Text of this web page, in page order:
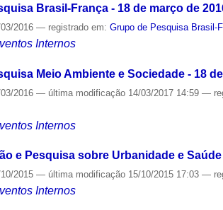
Brasil-França - 18 de março de
03/2016— registrado em:Grupo de Pesquisa Brasil-
Internos
Meio Ambiente e Sociedade - 18
03/2016— última modificação 14/03/2017 14:59—
Internos
e Pesquisa sobre Urbanidade e
10/2015— última modificação 15/10/2015 17:03—
Internos